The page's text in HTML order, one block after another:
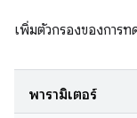
เพิ่มตัวกรองของการ
พารามิเตอร์